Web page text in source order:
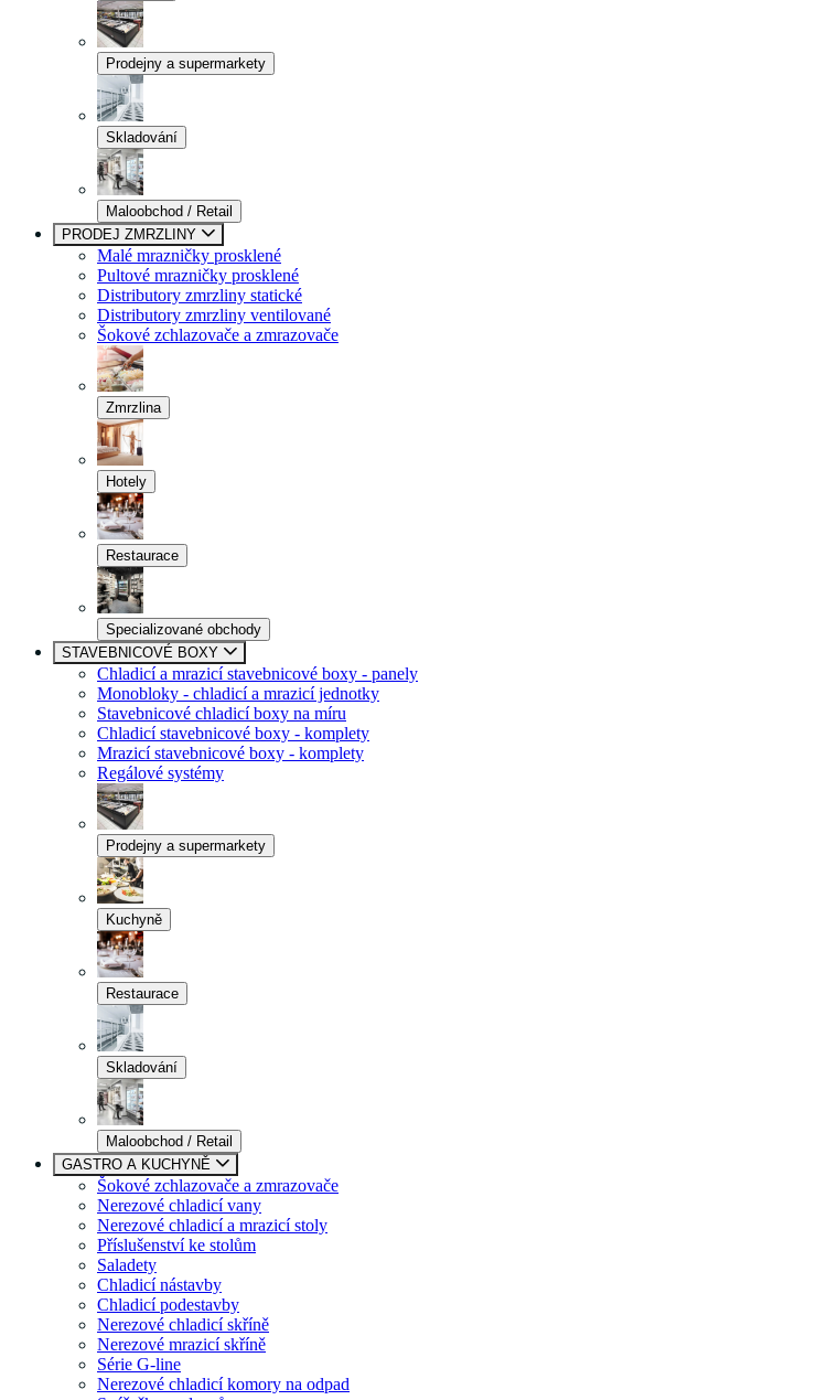
Prodejny a supermarkety
Skladování
Maloobchod / Retail
PRODEJ ZMRZLINY
Malé mrazničky prosklené
Pultové mrazničky prosklené
Distributory zmrzliny statické
Distributory zmrzliny ventilované
Šokové zchlazovače a zmrazovače
Zmrzlina
Hotely
Restaurace
Specializované obchody
STAVEBNICOVÉ BOXY
Chladicí a mrazicí stavebnicové boxy - panely
Monobloky - chladicí a mrazicí jednotky
Stavebnicové chladicí boxy na míru
Chladicí stavebnicové boxy - komplety
Mrazicí stavebnicové boxy - komplety
Regálové systémy
Prodejny a supermarkety
Kuchyně
Restaurace
Skladování
Maloobchod / Retail
GASTRO A KUCHYNĚ
Šokové zchlazovače a zmrazovače
Nerezové chladicí vany
Nerezové chladicí a mrazicí stoly
Příslušenství ke stolům
Saladety
Chladicí nástavby
Chladicí podestavby
Nerezové chladicí skříně
Nerezové mrazicí skříně
Série G-line
Nerezové chladicí komory na odpad